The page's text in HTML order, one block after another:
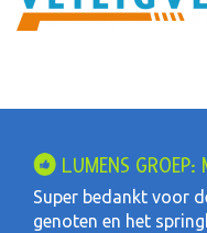
LUMENS GROEP:
Super bedankt voor
genoten en het